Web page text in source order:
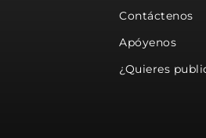
Contáctenos
Apóyenos
¿Quieres